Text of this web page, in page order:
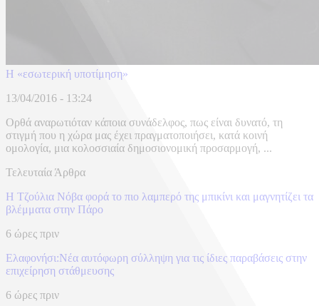
H «εσωτερική υποτίμηση»
13/04/2016 - 13:24
Ορθά αναρωτιόταν κάποια συνάδελφος, πως είναι δυνατό, τη
στιγμή που η χώρα μας έχει πραγματοποιήσει, κατά κοινή
ομολογία, μια κολοσσιαία δημοσιονομική προσαρμογή, ...
Τελευταία Άρθρα
Η Τζούλια Νόβα φορά το πιο λαμπερό της μπικίνι και μαγνητίζει τα
βλέμματα στην Πάρο
6 ώρες πριν
Ελαφονήσι:Νέα αυτόφωρη σύλληψη για τις ίδιες παραβάσεις στην
επιχείρηση στάθμευσης
6 ώρες πριν